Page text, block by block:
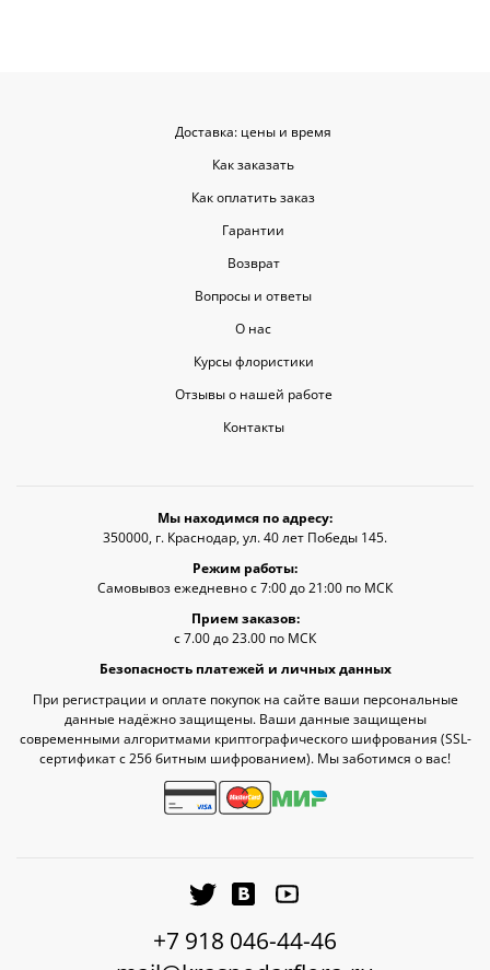
Доставка: цены и время
Как заказать
Как оплатить заказ
Гарантии
Возврат
Вопросы и ответы
О нас
Курсы флористики
Отзывы о нашей работе
Контакты
Мы находимся по адресу:
350000, г. Краснодар, ул. 40 лет Победы 145.
Режим работы:
Самовывоз ежедневно с 7:00 до 21:00 по МСК
Прием заказов:
с 7.00 до 23.00 по МСК
Безопасность платежей и личных данных
При регистрации и оплате покупок на сайте ваши персональные
данные надёжно защищены. Ваши данные защищены
современными алгоритмами криптографического шифрования (SSL-
сертификат c 256 битным шифрованием). Мы заботимся о вас!
+7 918 046-44-46